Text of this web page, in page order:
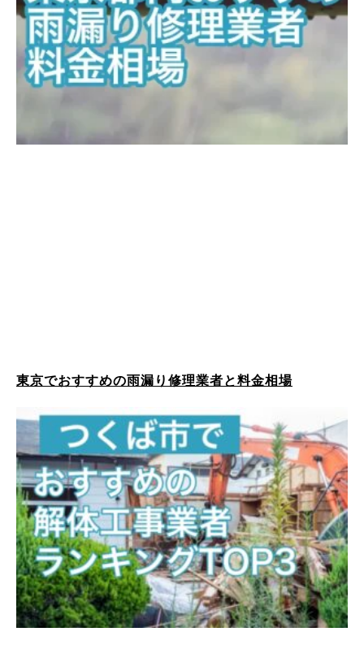
東京でおすすめの雨漏り修理業者と料金相場